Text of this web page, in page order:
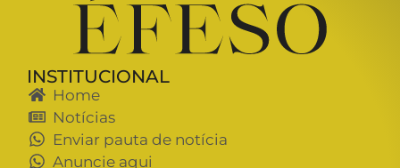
INSTITUCIONAL
Home
Notícias
Enviar pauta de notícia
Anuncie aqui